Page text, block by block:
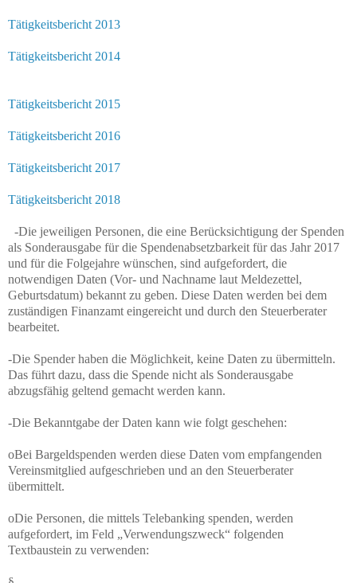
Tätigkeitsbericht 2013
Tätigkeitsbericht 2014
Tätigkeitsbericht 2015
Tätigkeitsbericht 2016
Tätigkeitsbericht 2017
Tätigkeitsbericht 2018
-Die jeweiligen Personen, die eine Berücksichtigung der Spenden
als Sonderausgabe für die Spendenabsetzbarkeit für das Jahr 2017
und für die Folgejahre wünschen, sind aufgefordert, die
notwendigen Daten (Vor- und Nachname laut Meldezettel,
Geburtsdatum) bekannt zu geben. Diese Daten werden bei dem
zuständigen Finanzamt eingereicht und durch den Steuerberater
bearbeitet.
-Die Spender haben die Möglichkeit, keine Daten zu übermitteln.
Das führt dazu, dass die Spende nicht als Sonderausgabe
abzugsfähig geltend gemacht werden kann.
-Die Bekanntgabe der Daten kann wie folgt geschehen:
oBei Bargeldspenden werden diese Daten vom empfangenden
Vereinsmitglied aufgeschrieben und an den Steuerberater
übermittelt.
oDie Personen, die mittels Telebanking spenden, werden
aufgefordert, im Feld „Verwendungszweck“ folgenden
Textbaustein zu verwenden: